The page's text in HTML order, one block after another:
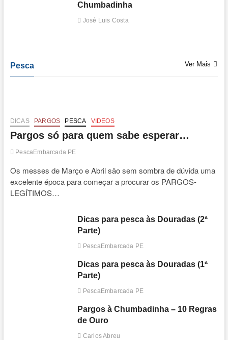
Chumbadinha
José Luis Costa
Pesca Ver Mais
DICAS PARGOS PESCA VIDEOS
Pargos só para quem sabe esperar…
PescaEmbarcada PE
Os messes de Março e Abril são sem sombra de dúvida uma
excelente época para começar a procurar os PARGOS-
LEGÍTIMOS…
Dicas para pesca às Douradas (2ª
Parte)
PescaEmbarcada PE
Dicas para pesca às Douradas (1ª
Parte)
PescaEmbarcada PE
Pargos à Chumbadinha – 10 Regras
de Ouro
Carlos Abreu